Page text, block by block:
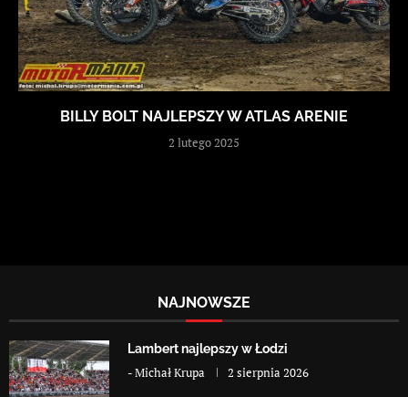
BILLY BOLT NAJLEPSZY W ATLAS ARENIE
2 lutego 2025
NAJNOWSZE
Lambert najlepszy w Łodzi
-Michał Krupa 2 sierpnia 2026